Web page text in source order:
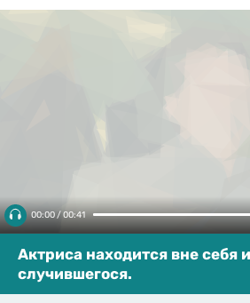
00:00 / 00:41
Актриса находится вне себя
случившегося.